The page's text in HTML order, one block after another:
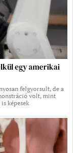
egy amerikai
felgyorsult, de a
volt, mint
képesek